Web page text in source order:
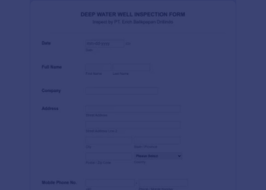
seperti Google Spreadsheet, Google Drive,
formulir ini dan segera gunakan di Jotform!